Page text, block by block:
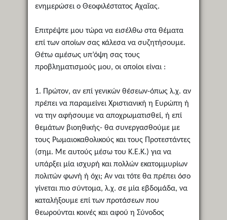
ενημερώσει ο Θεοφιλέστατος Αχαΐας.
Επιτρέψτε μου τώρα να εισέλθω στα θέματα
επί των οποίων σας κάλεσα να συζητήσουμε.
Θέτω αμέσως υπ’όψη σας τους
προβληματισμούς μου, οι οποίοι είναι :
1. Πρώτον, αν επί γενικών θέσεων-όπως λ.χ. αν
πρέπει να παραμείνει Χριστιανική η Ευρώπη ή
να την αφήσουμε να αποχρωματισθεί, ή επί
θεμάτων βιοηθικής- θα συνεργασθούμε με
τους Ρωμαιοκαθολικούς και τους Προτεστάντες
(σημ. Με αυτούς μέσω του Κ.Ε.Κ.) για να
υπάρξει μία ισχυρή και πολλών εκατομμυρίων
πολιτών φωνή ή όχι; Αν ναι τότε θα πρέπει όσο
γίνεται πιο σύντομα, λ.χ. σε μία εβδομάδα, να
καταλήξουμε επί των προτάσεων που
θεωρούνται κοινές και αφού η Σύνοδος